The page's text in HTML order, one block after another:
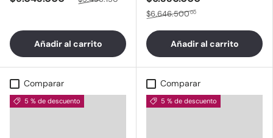
Añadir al carrito
$6.646.50000
Añadir al carrito
Comparar
5 % de descuento
Comparar
5 % de descuento